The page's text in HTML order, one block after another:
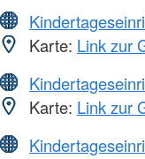
Karte: Link zur
Karte: Link zur